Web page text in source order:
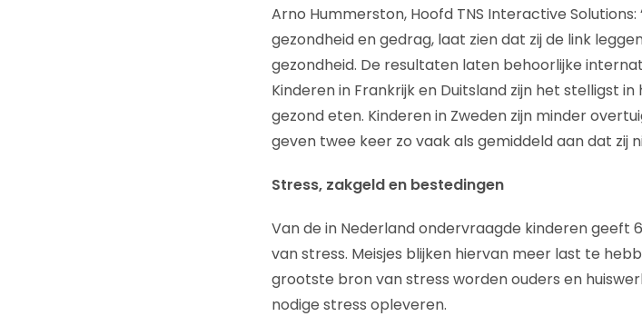
Arno Hummerston, Hoofd TNS Interactive
gezondheid en gedrag, laat zien dat zij de link
gezondheid. De resultaten laten behoorlijke
Kinderen in Frankrijk en Duitsland zijn het stelligst
gezond eten. Kinderen in Zweden zijn minder
geven twee keer zo vaak als gemiddeld aan dat zij
Stress, zakgeld en bestedingen
Van de in Nederland ondervraagde kinderen
van stress. Meisjes blijken hiervan meer last te
grootste bron van stress worden ouders en
nodige stress opleveren.